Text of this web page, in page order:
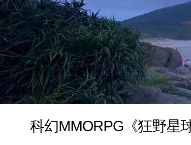
科幻MMORPG《狂野星